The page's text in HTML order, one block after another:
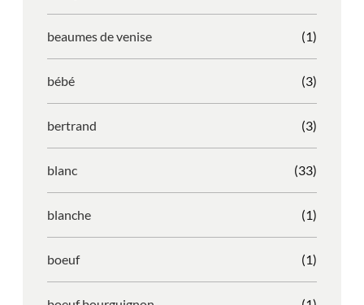
beaumes de venise (1)
bébé (3)
bertrand (3)
blanc (33)
blanche (1)
boeuf (1)